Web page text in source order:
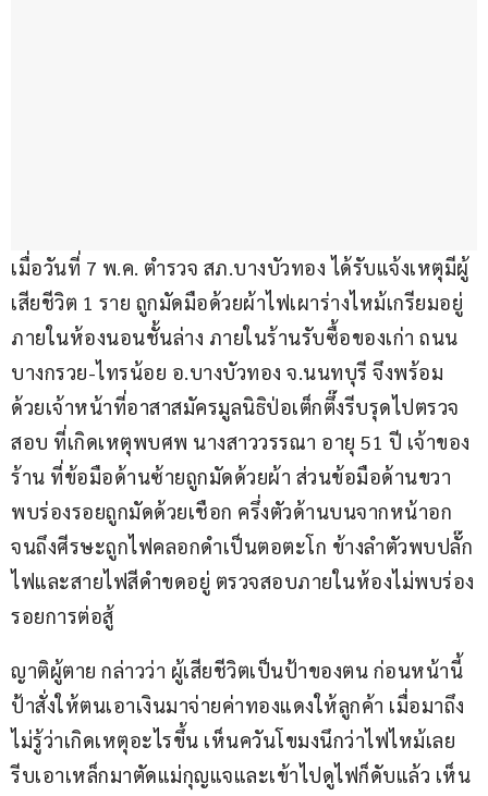
เมื่อวันที่ 7 พ.ค. ตำรวจ สภ.บางบัวทอง ได้รับแจ้งเหตุมีผู้
เสียชีวิต 1 ราย ถูกมัดมือด้วยผ้าไฟเผาร่างไหม้เกรียมอยู่
ภายในห้องนอนชั้นล่าง ภายในร้านรับซื้อของเก่า ถนน
บางกรวย-ไทรน้อย อ.บางบัวทอง จ.นนทบุรี จึงพร้อม
ด้วยเจ้าหน้าที่อาสาสมัครมูลนิธิป่อเต็กตึ๊งรีบรุดไปตรวจ
สอบ ที่เกิดเหตุพบศพ นางสาววรรณา อายุ 51 ปี เจ้าของ
ร้าน ที่ข้อมือด้านซ้ายถูกมัดด้วยผ้า ส่วนข้อมือด้านขวา
พบร่องรอยถูกมัดด้วยเชือก ครึ่งตัวด้านบนจากหน้าอก
จนถึงศีรษะถูกไฟคลอกดำเป็นตอตะโก ข้างลำตัวพบปลั๊ก
ไฟและสายไฟสีดำขดอยู่ ตรวจสอบภายในห้องไม่พบร่อง
รอยการต่อสู้
ญาติผู้ตาย กล่าวว่า ผู้เสียชีวิตเป็นป้าของตน ก่อนหน้านี้
ป้าสั่งให้ตนเอาเงินมาจ่ายค่าทองแดงให้ลูกค้า เมื่อมาถึง
ไม่รู้ว่าเกิดเหตุอะไรขึ้น เห็นควันโขมงนึกว่าไฟไหม้เลย
รีบเอาเหล็กมาตัดแม่กุญแจและเข้าไปดูไฟก็ดับแล้ว เห็น